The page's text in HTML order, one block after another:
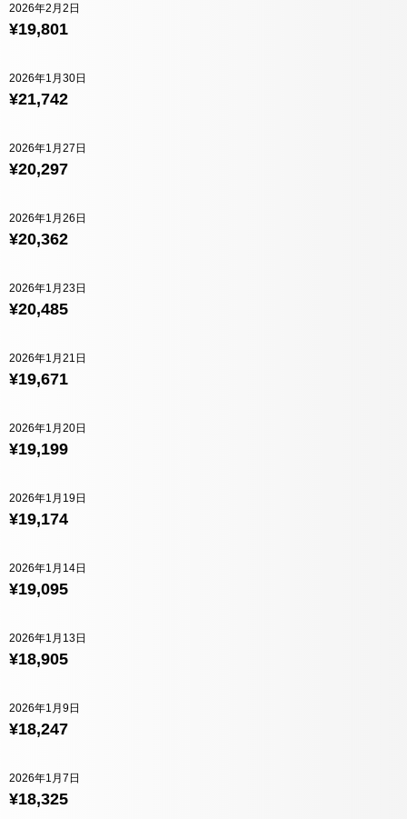
¥19,801
2026年2月2日
¥21,742
2026年1月30日
¥20,297
2026年1月27日
¥20,362
2026年1月26日
¥20,485
2026年1月23日
¥19,671
2026年1月21日
¥19,199
2026年1月20日
¥19,174
2026年1月19日
¥19,095
2026年1月14日
¥18,905
2026年1月13日
¥18,247
2026年1月9日
¥18,325
2026年1月7日